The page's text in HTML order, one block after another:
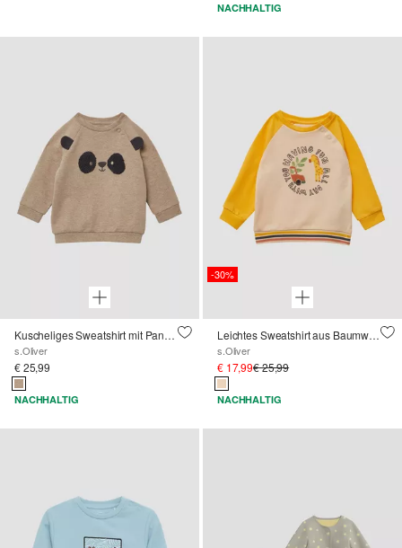
NACHHALTIG
Kuscheliges Sweatshirt mit Panda-Artwork
s.Oliver
€ 25,99
NACHHALTIG
-30%
Leichtes Sweatshirt aus Baumwollstretch mit Print-Details
s.Oliver
€ 17,99€ 25,99
NACHHALTIG